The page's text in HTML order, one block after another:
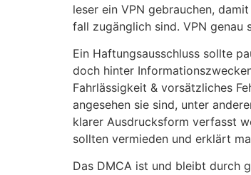
leser ein VPN gebrauchen,
fall zugänglich sind. VPN genau
Ein Haftungsausschluss sollte
doch hinter
Fahrlässigkeit & vorsätzliches
angesehen sie sind, unter
klarer Ausdrucksform verfasst
sollten vermieden und erklärt
Das DMCA ist und bleibt durch